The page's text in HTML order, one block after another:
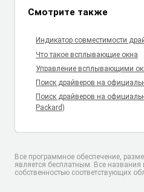
Смотрите также
Индикатор совместимости
Что такое всплывающие окна
Управление всплывающими
Поиск драйверов на
Поиск драйверов на
Packard)
Все программное обеспечение,
является бесплатным. Все
собственностью соответствующих